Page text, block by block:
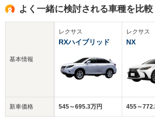
よく一緒に検討される車種を比較
基本情報
新車価格
レクサス
RXハイブリッド
545～695.3万円
レクサス
NX
455～